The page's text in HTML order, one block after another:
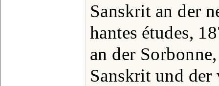
Sanskrit an der
hantes études,
an der
Sanskrit und der